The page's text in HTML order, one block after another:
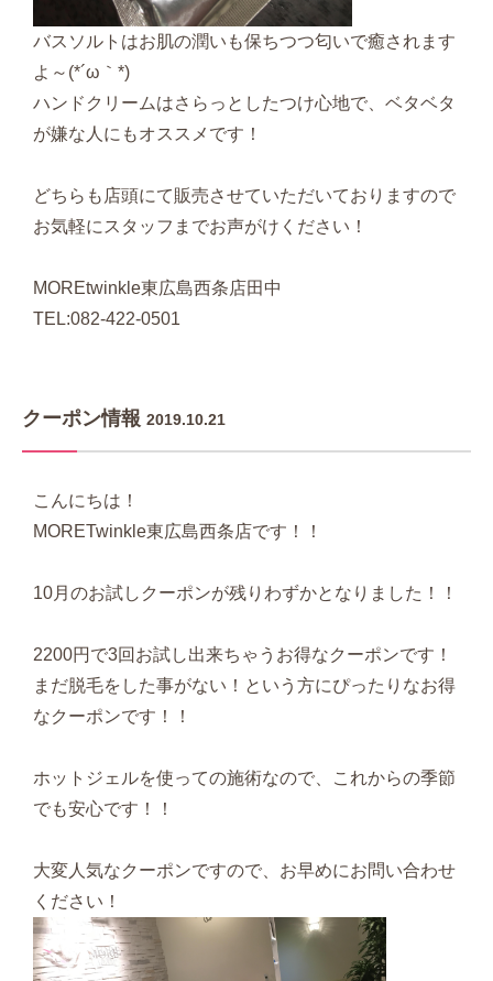
バスソルトはお肌の潤いも保ちつつ匂いで癒されます
よ～(*´ω｀*)
ハンドクリームはさらっとしたつけ心地で、ベタベタ
が嫌な人にもオススメです！
どちらも店頭にて販売させていただいておりますので
お気軽にスタッフまでお声がけください！
MOREtwinkle東広島西条店田中
TEL:082-422-0501
クーポン情報 2019.10.21
こんにちは！
MORETwinkle東広島西条店です！！
10月のお試しクーポンが残りわずかとなりました！！
2200円で3回お試し出来ちゃうお得なクーポンです！
まだ脱毛をした事がない！という方にぴったりなお得
なクーポンです！！
ホットジェルを使っての施術なので、これからの季節
でも安心です！！
大変人気なクーポンですので、お早めにお問い合わせ
ください！